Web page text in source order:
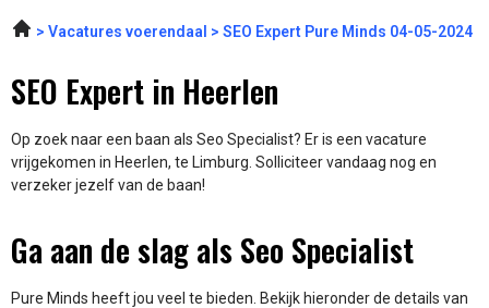
Vacatures voerendaal SEO Expert Pure Minds 04-05-2024
SEO Expert in Heerlen
Op zoek naar een baan als Seo Specialist? Er is een vacature
vrijgekomen in Heerlen, te Limburg. Solliciteer vandaag nog en
verzeker jezelf van de baan!
Ga aan de slag als Seo Specialist
Pure Minds heeft jou veel te bieden. Bekijk hieronder de details van